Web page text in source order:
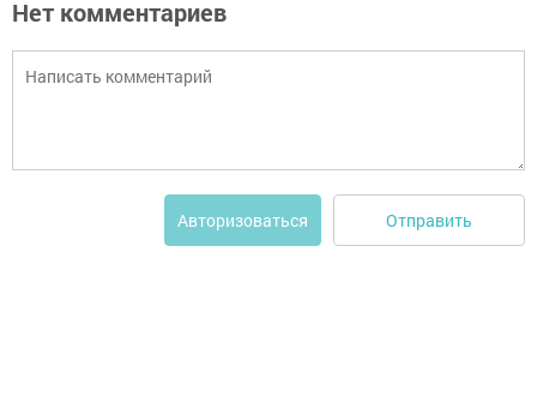
Нет комментариев
Авторизоваться Отправить